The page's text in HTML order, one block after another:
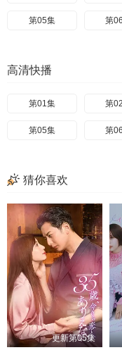
第05集 第
高清快播
第01集 第
第05集 第
猜你喜欢
更新第05集